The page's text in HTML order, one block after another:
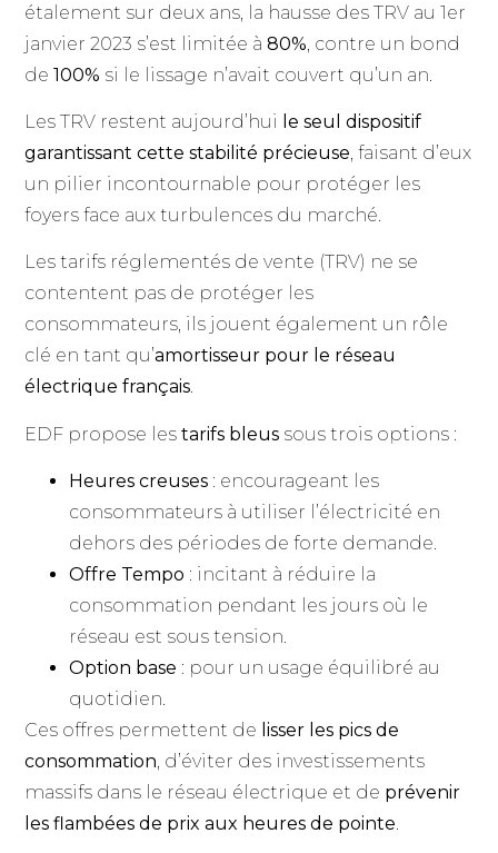
étalement sur deux ans, la hausse des TRV au 1er
janvier 2023 s’est limitée à80% , contre un bond
de100% si le lissage n’avait couvert qu’un an.
Les TRV restent aujourd’hui le seul dispositif
garantissant cette stabilité précieuse, faisant d’eux
un pilier incontournable pour protéger les
foyers face aux turbulences du marché.
Les tarifs réglementés de vente (TRV) ne se
contentent pas de protéger les
consommateurs, ils jouent également un rôle
clé en tant qu’amortisseur pour le réseau
électrique français.
EDF propose lestarifs bleus sous trois options :
Heures creuses : encourageant les
consommateurs à utiliser l’électricité en
dehors des périodes de forte demande.
Offre Tempo : incitant à réduire la
consommation pendant les jours où le
réseau est sous tension.
Option base : pour un usage équilibré au
quotidien.
Ces offres permettent de lisser les pics de
consommation, d’éviter des investissements
massifs dans le réseau électrique et de prévenir
les flambées de prix aux heures de pointe.